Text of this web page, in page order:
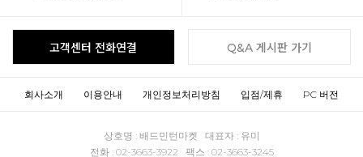
고객센터 전화연결 Q&A 게시판 가기
회사소개 이용안내 개인정보처리방침 입점/제휴 PC 버전
상호명 : 배드민턴마켓 대표자 : 유미
전화 : 02-3663-3922 팩스 : 02-3663-3245